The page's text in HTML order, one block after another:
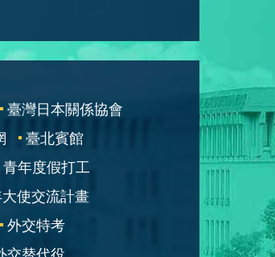
臺灣日本關係協會
臺北賓館
青年度假打工
大使交流計畫
外交特考